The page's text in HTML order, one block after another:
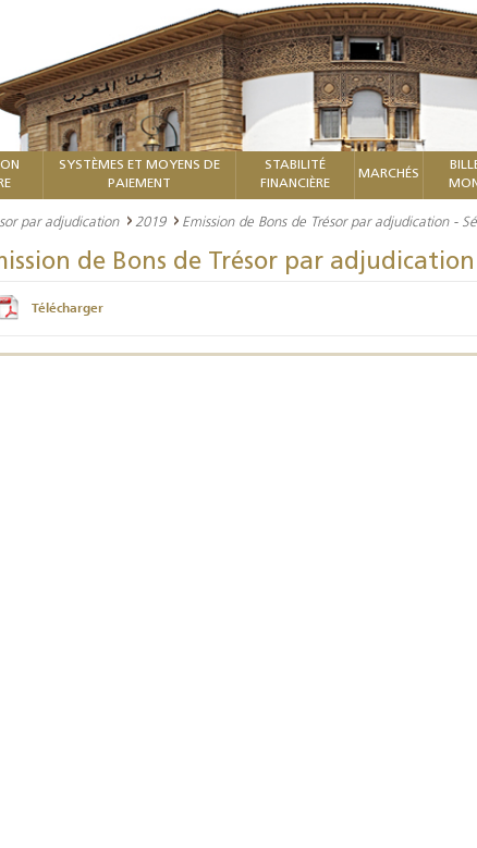
SYSTÈMES ET MOYENS DE
PAIEMENT
STABILITÉ
FINANCIÈRE
MARCHÉS
par adjudication 2019 Emission de Bons de Trésor par adjudication -
de Bons de Trésor par
Télécharger